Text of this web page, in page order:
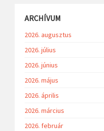
ARCHÍVUM
2026. augusztus
2026. július
2026. június
2026. május
2026. április
2026. március
2026. február